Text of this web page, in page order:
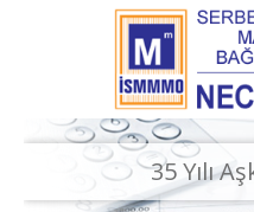
35 Yılı